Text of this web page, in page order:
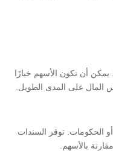
أن تكون الأسهم خيارًا
المال على المدى الطويل.
الحكومات. توفر السندات
بالأسهم.